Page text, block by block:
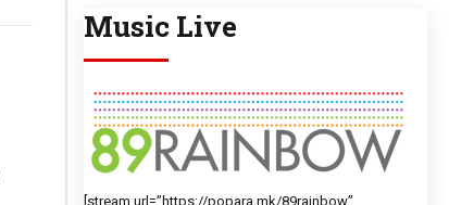
Music Live
[stream url=”https://popara.mk/89rainbow”